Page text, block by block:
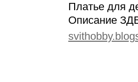
Платье для
Описание